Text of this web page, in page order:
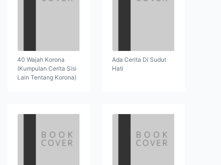
40 Wajah Korona
(Kumpulan Cerita Sisi
Lain Tentang Korona)
Ada Cerita Di Sudut
Hati